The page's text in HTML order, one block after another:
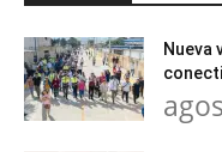
Nueva